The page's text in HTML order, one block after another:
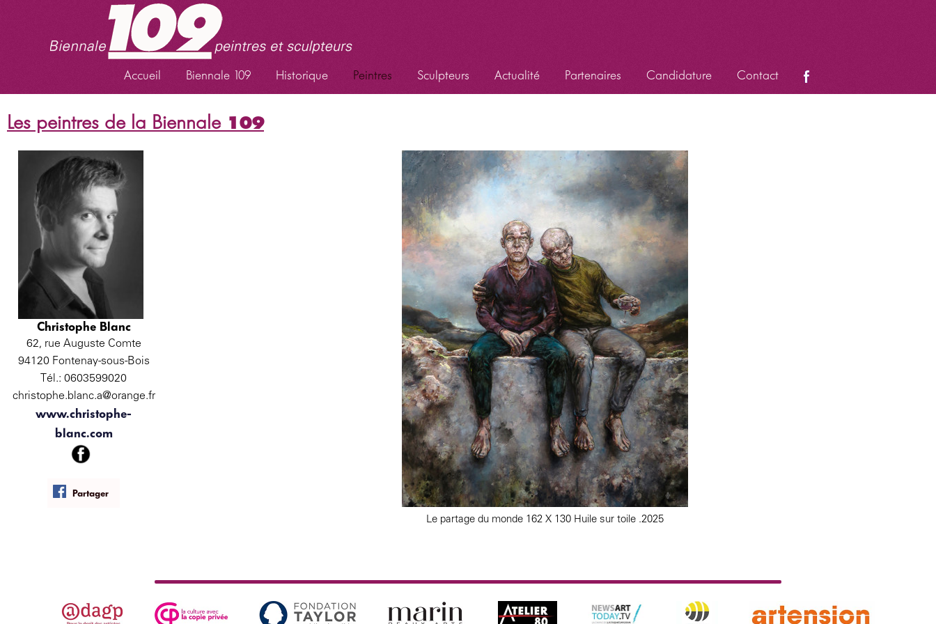
Accueil Biennale 109 Historique Peintres Sculpteurs Actualité Partenaires Candidature Contact
Les peintres de la Biennale 109
Christophe Blanc
62, rue Auguste Comte
94120 Fontenay-sous-Bois
Tél.: 0603599020
christophe.blanc.a@orange.fr
www.christophe-
blanc.com
Partager
Le partage du monde 162 X 130 Huile sur toile .2025